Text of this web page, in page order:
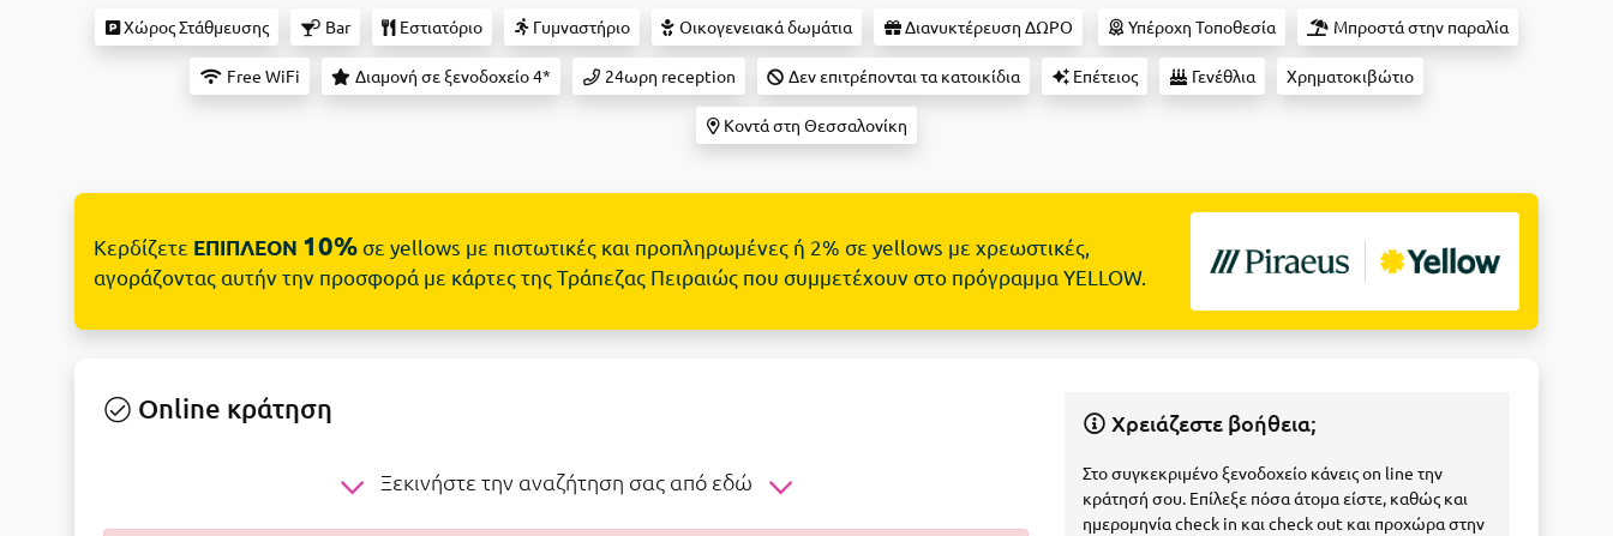
Χώρος Στάθμευσης Bar Εστιατόριο Γυμναστήριο Οικογενειακά δωμάτια Διανυκτέρευση ΔΩΡΟ Υπέροχη Τοποθεσία Μπροστά στην παραλία
Free WiFi Διαμονή σε ξενοδοχείο 4* 24ωρη reception Δεν επιτρέπονται τα κατοικίδια Επέτειος Γενέθλια Χρηματοκιβώτιο
Κοντά στη Θεσσαλονίκη
Κερδίζετε ΕΠΙΠΛΕΟΝ 10%σε yellows με πιστωτικές και προπληρωμένες ή 2% σε yellows με χρεωστικές,
αγοράζοντας αυτήν την προσφορά με κάρτες της Τράπεζας Πειραιώς που συμμετέχουν στο πρόγραμμα YELLOW.
Online κράτηση
Ξεκινήστε την αναζήτηση σας από εδώ
Χρειάζεστε βοήθεια;
Στο συγκεκριμένο ξενοδοχείο κάνεις on line την
κράτησή σου. Επίλεξε πόσα άτομα είστε, καθώς και
ημερομηνία check in και check out και προχώρα στην